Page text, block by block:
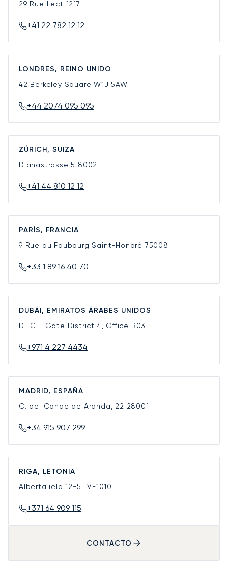
29 Rue Lect 1217
+41 22 782 12 12
LONDRES, REINO UNIDO
42 Berkeley SquareW1J 5AW
+44 2074 095 095
ZÚRICH, SUIZA
Dianastrasse 5 8002
+41 44 810 12 12
PARÍS, FRANCIA
9 Rue du Faubourg Saint-Honoré 75008
+33 1 89 16 40 70
DUBÁI, EMIRATOS ÁRABES UNIDOS
DIFC - Gate District 4, Office B03
+971 4 227 4434
MADRID, ESPAÑA
C. del Conde de Aranda, 22 28001
+34 915 907 299
RIGA, LETONIA
Alberta iela 12-5 LV-1010
+371 64 909 115
CONTACTO